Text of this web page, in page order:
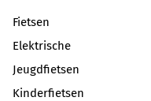
Fietsen
Elektrische
Jeugdfietsen
Kinderfietsen